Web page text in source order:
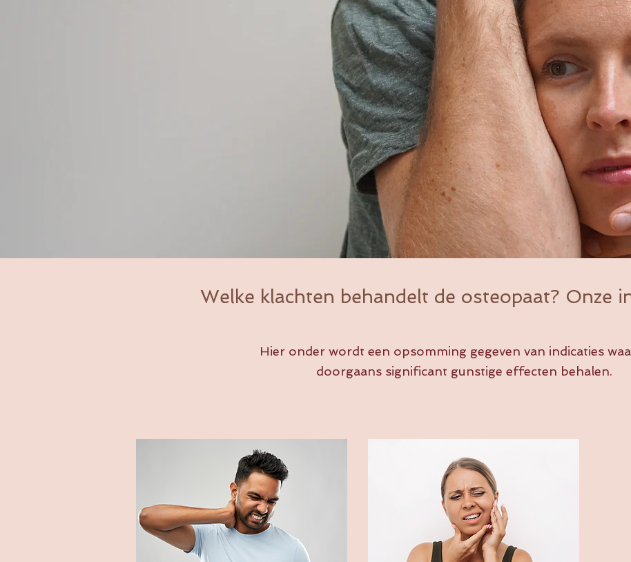
Welke klachten behandelt de osteopaat? Onze
Hier onder wordt een opsomming gegeven van indicaties
doorgaans significant gunstige effecten behalen.